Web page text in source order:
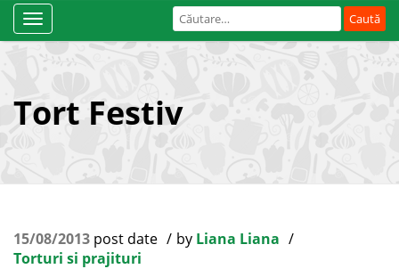
Caută
după:
Toggle
Navigation
Tort Festiv
15/08/2013 post date by Liana Liana
Torturi si prajituri